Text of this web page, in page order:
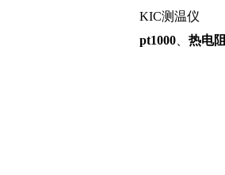
KIC测温仪
pt1000
热电阻